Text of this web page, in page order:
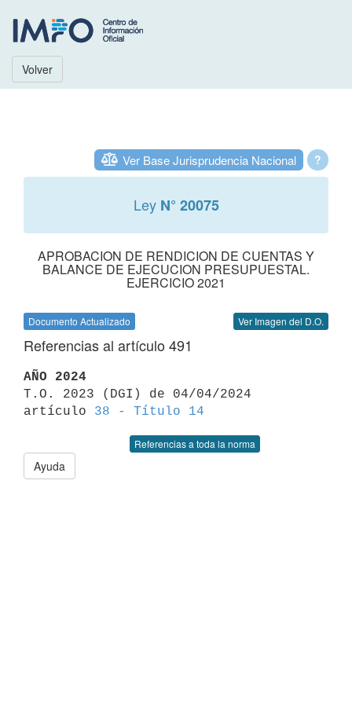
Volver
?
Ver Base Jurisprudencia Nacional
Ley N° 20075
APROBACION DE RENDICION DE CUENTAS Y
BALANCE DE EJECUCION PRESUPUESTAL.
EJERCICIO 2021
Documento Actualizado Ver Imagen del D.O.
Referencias al artículo 491
AÑO 2024
T.O. 2023 (DGI) de 04/04/2024
artículo 38 - Título 14
Referencias a toda la norma
Ayuda